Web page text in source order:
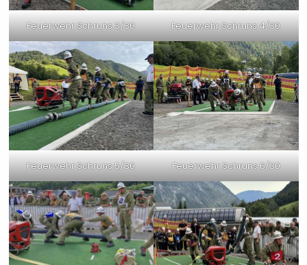
Feuerwehr Schruns 3/30 Feuerwehr Schruns 4/30
Feuerwehr Schruns 5/30 Feuerwehr Schruns 6/30